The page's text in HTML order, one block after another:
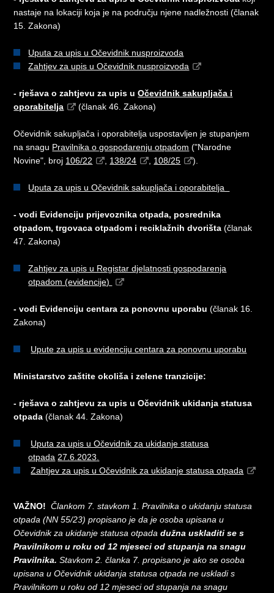
nastaje na lokaciji koja je na području njene nadležnosti (članak
15. Zakona)
Uputa za upis u Očevidnik nusproizvoda
Zahtjev za upis u Očevidnik nusproizvoda
- rješava o zahtjevu za upis uOčevidnik sakupljača i
oporabitelja
(članak 46. Zakona)
Očevidnik sakupljača i oporabitelja uspostavljen je stupanjem
na snagu Pravilnika o gospodarenju otpadom ("Narodne
Novine", broj 106/22 , 138/24 , 108/25 ).
Uputa za upis u Očevidnik sakupljača i oporabitelja
- vodi Evidenciju prijevoznika otpada, posrednika
otpadom, trgovaca otpadom i reciklažnih dvorišta(članak
47. Zakona)
Zahtjev za upis u Registar djelatnosti gospodarenja
otpadom (evidencije)
- vodi Evidenciju centara za ponovnu uporabu (članak 16.
Zakona)
Upute za upis u evidenciju centara za ponovnu uporabu
Ministarstvo zaštite okoliša i zelene tranzicije:​​
- rješava o zahtjevu za upis u Očevidnik ukidanja statusa
otpada (članak 44. Zakona)
Uputa za upis u Očevidnik za ukidanje statusa
otpada 27.6.2023.
Zahtjev za upis u Očevidnik za ukidanje statusa otpada
VAŽNO!Člankom 7. stavkom 1. Pravilnika o ukidanju statusa
otpada (NN 55/23) propisano je da je osoba upisana u
Očevidnik za ukidanje statusa otpadadužna uskladiti se s
Pravilnikom u roku od 12 mjeseci od stupanja na snagu
Pravilnika. Stavkom 2. članka 7. propisano je ako se osoba
upisana u Očevidnik ukidanja statusa otpada ne uskladi s
Pravilnikom u roku od 12 mjeseci od stupanja na snagu